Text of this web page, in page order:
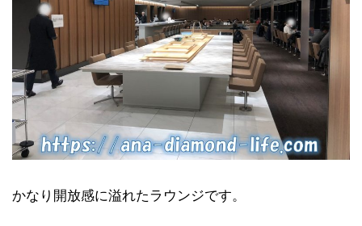
かなり開放感に溢れたラウンジです。